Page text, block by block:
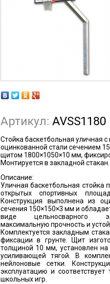
Артикул: AVSS1180
Стойка баскетбольная уличная
оцинкованной стали сечением
щитом 1800×1050×10 мм,
Монтируется в закладной стакан.
Описание:
Уличная баскетбольная стойка
открытых спортивных
Конструкция выполнена из
сечения 150×150×3 мм и
виде цельносварного
максимальную прочность и
Комплектуется закладным
фиксации в грунте. Щит
толщиной 10 мм, установлен
усиливающей тягой. В
нейлоновые сетки.
эксплуатацию и
школьных игр.